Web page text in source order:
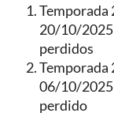
Temporada
20/10/2025
perdidos
Temporada
06/10/2025
perdido